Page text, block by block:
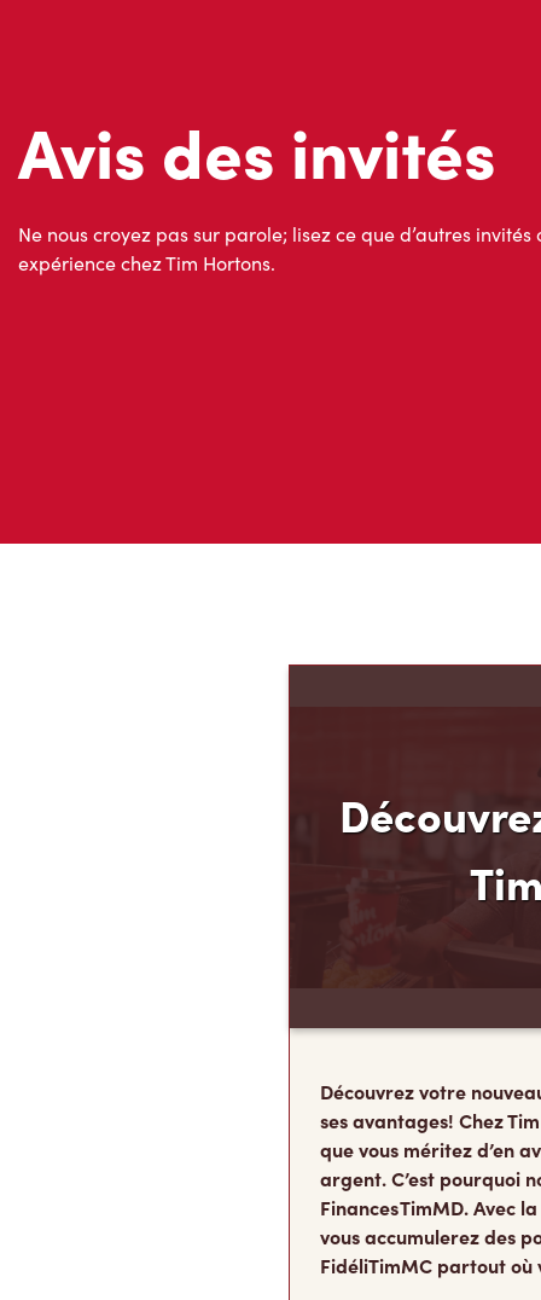
Avis des invités
Ne nous croyez pas sur parole; lisez ce que d’autres
expérience chez Tim Hortons.
Découvrez votre
ses avantages! Chez
que vous méritez d’en
argent. C’est pourquoi
Finances TimMD. Avec
vous accumulerez des
FidéliTimMC partout où